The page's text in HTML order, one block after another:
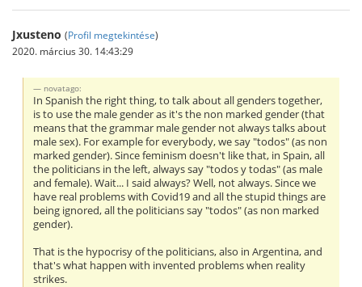
Jxusteno (Profil megtekintése)
2020. március 30. 14:43:29
novatago:
In Spanish the right thing, to talk about all genders together,
is to use the male gender as it's the non marked gender (that
means that the grammar male gender not always talks about
male sex). For example for everybody, we say "todos" (as non
marked gender). Since feminism doesn't like that, in Spain, all
the politicians in the left, always say "todos y todas" (as male
and female). Wait... I said always? Well, not always. Since we
have real problems with Covid19 and all the stupid things are
being ignored, all the politicians say "todos" (as non marked
gender).
That is the hypocrisy of the politicians, also in Argentina, and
that's what happen with invented problems when reality
strikes.